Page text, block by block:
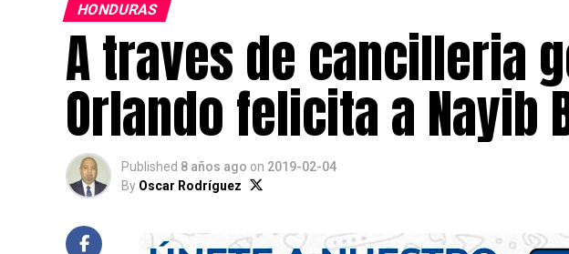
HONDURAS
A traves de cancilleria
Orlando felicita a Nayib
Published 8 años ago on 2019-02-04
By Oscar Rodríguez